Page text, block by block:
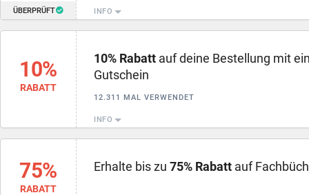
ÜBERPRÜFT INFO
10%
RABATT
10% Rabatt auf deine Bestellung mit
Gutschein
12.311 MAL VERWENDET
INFO
75%
RABATT
Erhalte bis zu 75% Rabatt auf